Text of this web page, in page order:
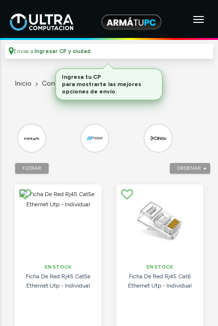
Enviar a Ingresar CP y ciudad
Inicio Conectividad Cables de red
ORDENAR
FILTRAR
EN STOCK
Ficha De Red Rj45 Cat5e
Ethernet Utp - Individual
EN STOCK
Ficha De Red Rj45 Cat6
Ethernet Utp - Individual
Ingresa tu CP
para mostrarte las mejores
opciones de envío.